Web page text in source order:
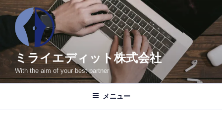
コ
ン
ツ
ス
プ
ミライエディット株式会社
With the aim of your best partner
メニュー